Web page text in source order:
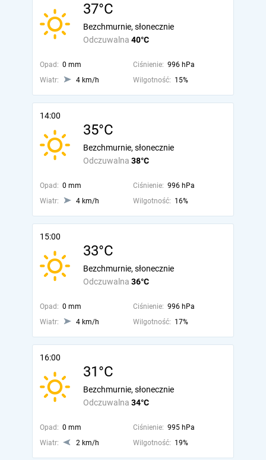
37°C
Odczuwalna 40°C
Bezchmurnie, słonecznie
Opad: 0 mm Ciśnienie: 996 hPa
Wiatr:
4 km/h Wilgotność: 15%
14:00
35°C
Odczuwalna 38°C
Bezchmurnie, słonecznie
Opad: 0 mm Ciśnienie: 996 hPa
Wiatr:
4 km/h Wilgotność: 16%
15:00
33°C
Odczuwalna 36°C
Bezchmurnie, słonecznie
Opad: 0 mm Ciśnienie: 996 hPa
Wiatr:
4 km/h Wilgotność: 17%
16:00
31°C
Odczuwalna 34°C
Bezchmurnie, słonecznie
Opad: 0 mm Ciśnienie: 995 hPa
Wiatr:
2 km/h Wilgotność: 19%